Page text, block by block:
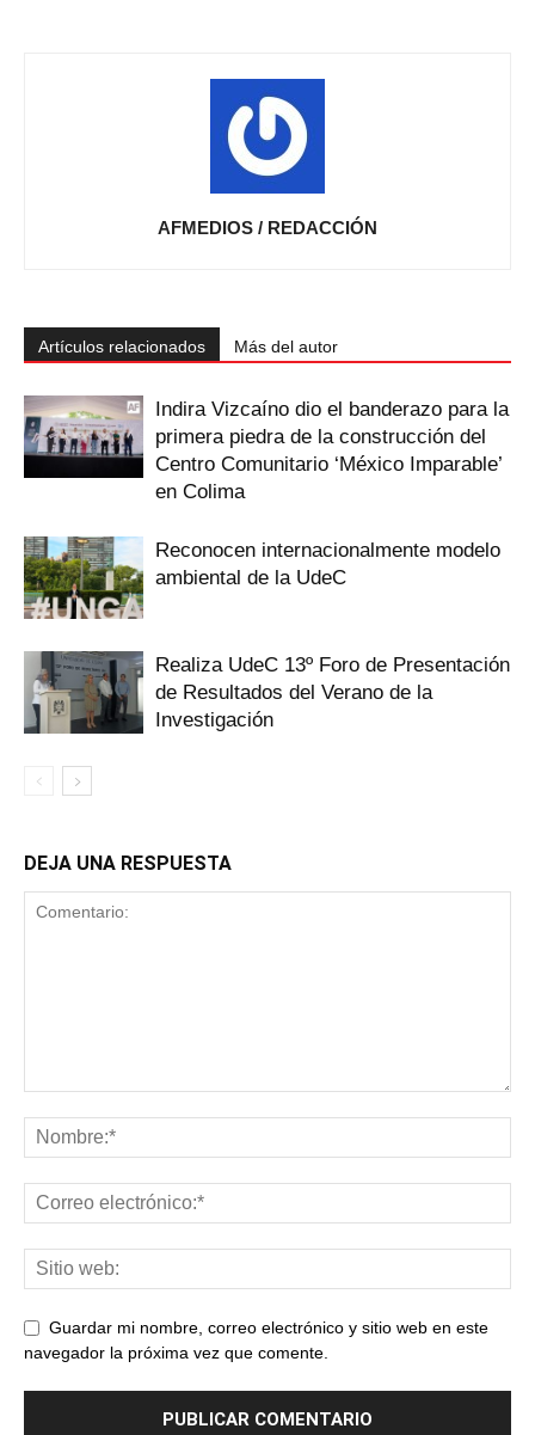
AFMEDIOS / REDACCIÓN
Artículos relacionados Más del autor
Indira Vizcaíno dio el banderazo para la
primera piedra de la construcción del
Centro Comunitario ‘México Imparable’
en Colima
Reconocen internacionalmente modelo
ambiental de la UdeC
Realiza UdeC 13º Foro de Presentación
de Resultados del Verano de la
Investigación
DEJA UNA RESPUESTA
Guardar mi nombre, correo electrónico y sitio web en este
navegador la próxima vez que comente.